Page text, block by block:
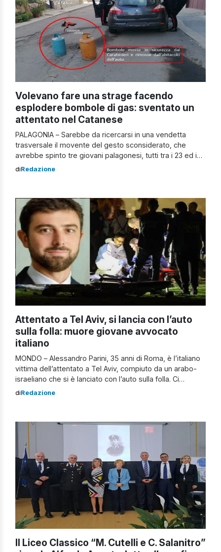
Volevano fare una strage facendo
esplodere bombole di gas: sventato un
attentato nel Catanese
PALAGONIA – Sarebbe da ricercarsi in una vendetta
trasversale il movente del gesto sconsiderato, che
avrebbe spinto tre giovani palagonesi, tutti tra i 23 ed i
25 anni, già noti agli inquirenti, a compiere nel cuore della
diRedazione
Attentato a Tel Aviv, si lancia con l’auto
sulla folla: muore giovane avvocato
italiano
MONDO – Alessandro Parini, 35 anni di Roma, è l’italiano
vittima dell’attentato a Tel Aviv, compiuto da un arabo-
israeliano che si è lanciato con l’auto sulla folla. Ci
sarebbero anche altri due italiani feriti, a riferirlo è
Alessandro Parini […]
diRedazione
Il Liceo Classico “M. Cutelli e C. Salanitro”